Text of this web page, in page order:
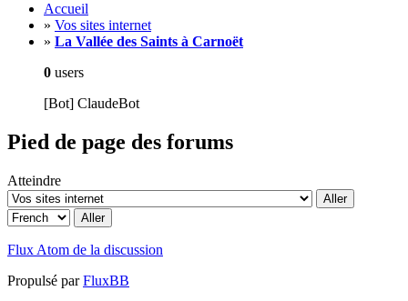
Accueil
» Vos sites internet
» La Vallée des Saints à Carnoët
0 users
[Bot] ClaudeBot
Pied de page des forums
Atteindre
Flux Atom de la discussion
Propulsé parFluxBB